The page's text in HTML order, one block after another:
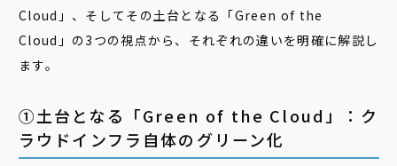
Cloud」、そしてその土台となる「Green of the
Cloud」の3つの視点から、それぞれの違いを明確に解説し
ます。
①土台となる「Green of the Cloud」：ク
ラウドインフラ自体のグリーン化